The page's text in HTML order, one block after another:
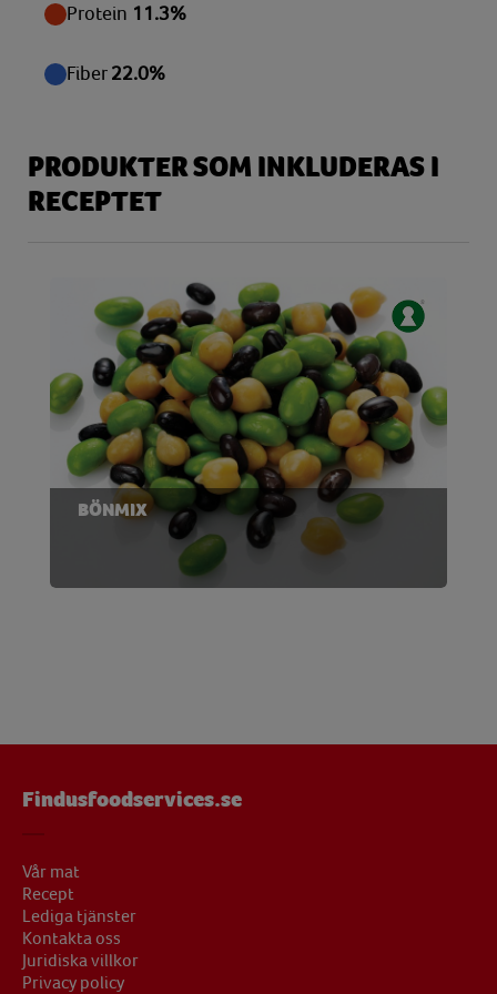
Protein 11.3%
Fiber 22.0%
PRODUKTER SOM INKLUDERAS I
RECEPTET
BÖNMIX
Findusfoodservices.se
Vår mat
Recept
Lediga tjänster
Kontakta oss
Juridiska villkor
Privacy policy